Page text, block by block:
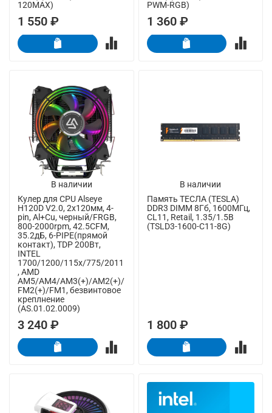
120MAX)
1 550 ₽
PWM-RGB)
1 360 ₽
В наличии
Кулер для CPU Alseye
H120D V2.0, 2х120мм, 4-
pin, Al+Cu, черный/FRGB,
800-2000rpm, 42.5CFM,
35.2дБ, 6-PIPE(прямой
контакт), TDP 200Вт,
INTEL
1700/1200/115x/775/2011
, AMD
AM5/AM4/AM3(+)/AM2(+)/
FM2(+)/FM1, безвинтовое
креплнение
(AS.01.02.0009)
3 240 ₽
В наличии
Память ТЕСЛА (TESLA)
DDR3 DIMM 8Гб, 1600МГц,
CL11, Retail, 1.35/1.5В
(TSLD3-1600-C11-8G)
1 800 ₽